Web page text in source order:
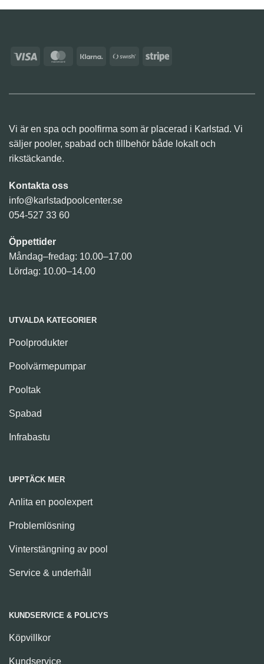
Visa MasterCardKlarna Swish
Stripe
Vi är en spa och poolfirma som är placerad i Karlstad. Vi
säljer pooler, spabad och tillbehör både lokalt och
rikstäckande.
Kontakta oss
info@karlstadpoolcenter.se
054-527 33 60
Öppettider
Måndag–fredag: 10.00–17.00
Lördag: 10.00–14.00
UTVALDA KATEGORIER
Poolprodukter
Poolvärmepumpar
Pooltak
Spabad
Infrabastu
UPPTÄCK MER
Anlita en poolexpert
Problemlösning
Vinterstängning av pool
Service & underhåll
KUNDSERVICE & POLICYS
Köpvillkor
Kundservice